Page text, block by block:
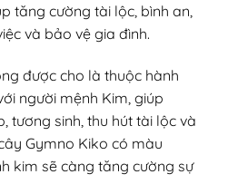
tăng cường tài lộc, bình an,
và bảo vệ gia đình.
được cho là thuộc hành
người mệnh Kim, giúp
tương sinh, thu hút tài lộc và
Gymno Kiko có màu
kim sẽ càng tăng cường sự